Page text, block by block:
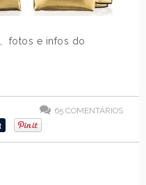
, fotos e infos do
65 COMENTÁRIOS